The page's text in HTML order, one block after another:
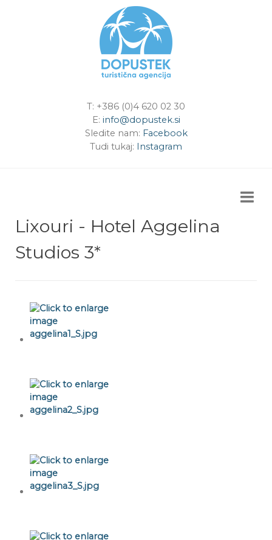
T: +386 (0)4 620 02 30
E: info@dopustek.si
Sledite nam: Facebook
Tudi tukaj: Instagram
Lixouri - Hotel Aggelina
Studios 3*